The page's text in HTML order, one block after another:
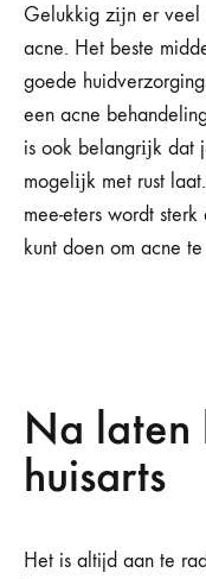
Gelukkig zĳn er
acne. Het beste
goede
een acne
is ook belangrĳk dat
mogelĳk met rust
mee-eters wordt
kunt doen om acne
Na laten
huisarts
Het is altijd aan te